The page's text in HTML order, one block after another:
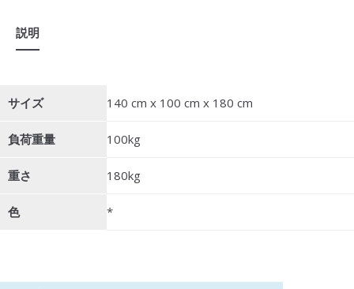
説明
サイズ 140 cm x 100 cm x 180 cm
負荷重量 100kg
重さ 180kg
色 *